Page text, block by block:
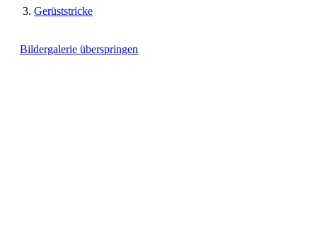
Gerüststricke
Bildergalerie überspringen